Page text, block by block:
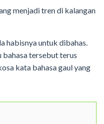
menjadi tren di kalangan
habisnya untuk dibahas.
bahasa tersebut terus
kata bahasa gaul yang